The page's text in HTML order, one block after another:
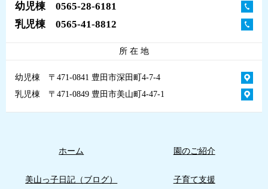
幼児棟 0565-28-6181
乳児棟 0565-41-8812
所 在 地
幼児棟 〒471-0841 豊田市深田町4-7-4
乳児棟 〒471-0849 豊田市美山町4-47-1
ホーム 園のご紹介
美山っ子日記（ブログ） 子育て支援